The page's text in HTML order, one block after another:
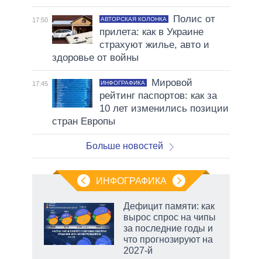
17:50 АВТОРСКАЯ КОЛОНКА
Полис от
прилета: как в Украине
страхуют жилье, авто и
здоровье от войны
17:45 ИНФОГРАФИКА
Мировой
рейтинг паспортов: как за
10 лет изменились позиции
стран Европы
Больше новостей
ИНФОГРАФИКА
Дефицит памяти: как
вырос спрос на чипы
за последние годы и
что прогнозируют на
2027-й